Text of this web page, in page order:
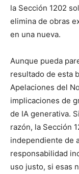
la Sección 1202
elimina de obras
en una nueva.
Aunque pueda
resultado de esta
Apelaciones del
implicaciones de
de IA generativa.
razón, la Sección
independiente de
responsabilidad
uso justo, si esas